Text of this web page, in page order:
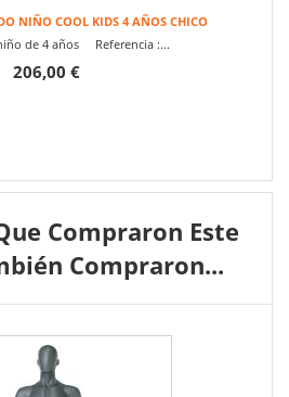
NIÑO COOL KIDS 4 AÑOS CHICO
de 4 años Referencia :...
206,00 €
Compraron Este
Compraron...